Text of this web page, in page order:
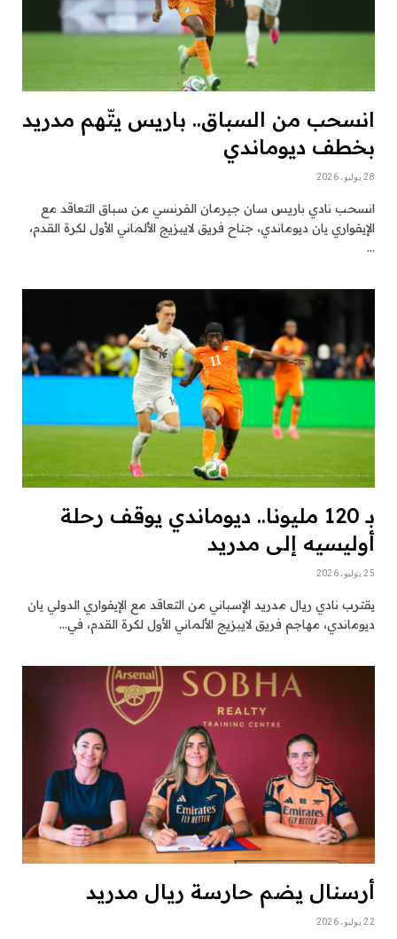
انسحب من السباق.. باريس يتّهم مدريد
بخطف ديوماندي
28 يوليو، 2026
انسحب نادي باريس سان جيرمان الفرنسي من سباق التعاقد مع
الإيفواري يان ديوماندي، جناح فريق لايبزيج الألماني الأول لكرة القدم،
…
بـ 120 مليونا.. ديوماندي يوقف رحلة
أوليسيه إلى مدريد
25 يوليو، 2026
يقترب نادي ريال مدريد الإسباني من التعاقد مع الإيفواري الدولي يان
ديوماندي، مهاجم فريق لايبزيج الألماني الأول لكرة القدم، في…
أرسنال يضم حارسة ريال مدريد
22 يوليو، 2026